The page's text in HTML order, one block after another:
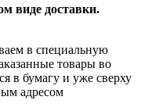
виде доставки.
в специальную
товары во
в бумагу и уже сверху
адресом